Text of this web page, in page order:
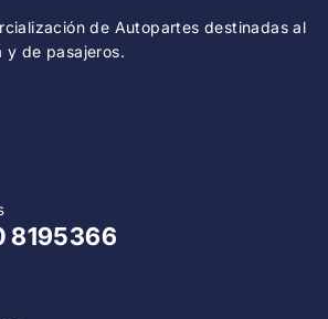
de Autopartes destinadas al
y de pasajeros.
8195366